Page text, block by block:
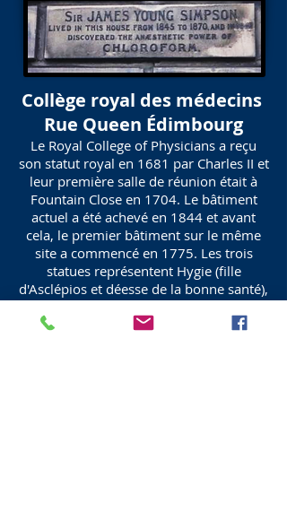
Collège royal des médecins
Rue Queen Édimbourg
Le Royal College of Physicians a reçu
son statut royal en 1681 par Charles II et
leur première salle de réunion était à
Fountain Close en 1704. Le bâtiment
actuel a été achevé en 1844 et avant
cela, le premier bâtiment sur le même
site a commencé en 1775. Les trois
statues représentent Hygie (fille
d'Asclépios et déesse de la bonne santé),
fils d'Apollon), Hippocrate (médecin grec